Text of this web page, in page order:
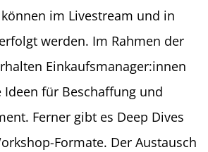
im Livestream und in
werden. Im Rahmen der
Einkaufsmanager:innen
Ideen für Beschaffung und
Ferner gibt es Deep Dives
Formate. Der Austausch